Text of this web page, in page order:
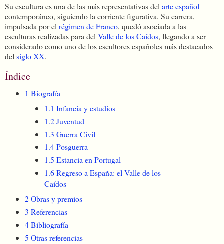
Su escultura es una de las más representativas del arte español
contemporáneo, siguiendo la corriente figurativa. Su carrera,
impulsada por el régimen de Franco, quedó asociada a las
esculturas realizadas para del Valle de los Caídos, llegando a ser
considerado como uno de los escultores españoles más destacados
del siglo XX.
Índice
1 Biografía
1.1 Infancia y estudios
1.2Juventud
1.3 Guerra Civil
1.4Posguerra
1.5 Estancia en Portugal
1.6Regreso a España: el Valle de los
Caídos
2 Obras y premios
3 Referencias
4 Bibliografía
5 Otras referencias